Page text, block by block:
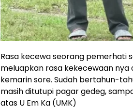
Rasa kecewa seorang pemerhati
meluapkan rasa kekecewaan nya
kemarin sore. Sudah bertahun-
masih ditutupi pagar gedeg,
atas U Em Ka (UMK)